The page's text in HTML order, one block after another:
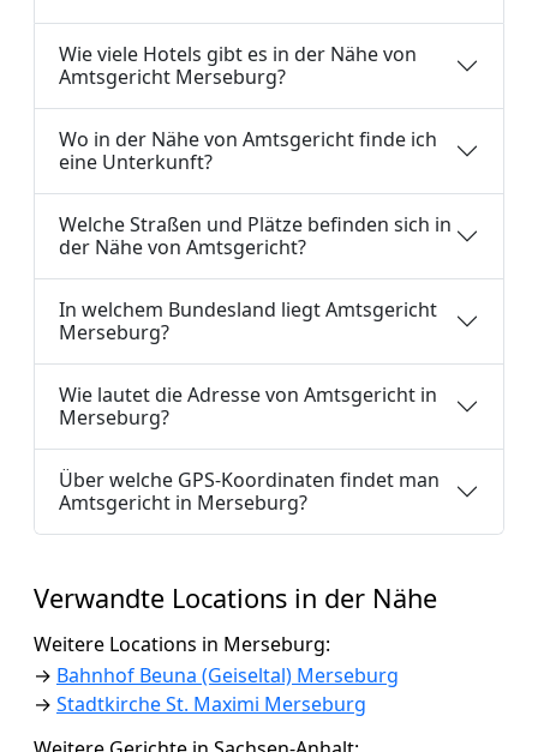
Wie viele Hotels gibt es in der Nähe von
Amtsgericht Merseburg?
Wo in der Nähe von Amtsgericht finde ich
eine Unterkunft?
Welche Straßen und Plätze befinden sich in
der Nähe von Amtsgericht?
In welchem Bundesland liegt Amtsgericht
Merseburg?
Wie lautet die Adresse von Amtsgericht in
Merseburg?
Über welche GPS-Koordinaten findet man
Amtsgericht in Merseburg?
Verwandte Locations in der Nähe
Weitere Locations in Merseburg:
→ Bahnhof Beuna (Geiseltal) Merseburg
→ Stadtkirche St. Maximi Merseburg